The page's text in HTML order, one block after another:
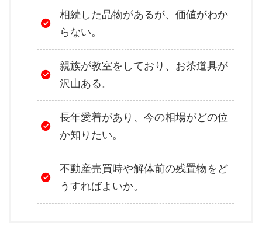
相続した品物があるが、価値がわか
らない。
親族が教室をしており、お茶道具が
沢山ある。
長年愛着があり、今の相場がどの位
か知りたい。
不動産売買時や解体前の残置物をど
うすればよいか。